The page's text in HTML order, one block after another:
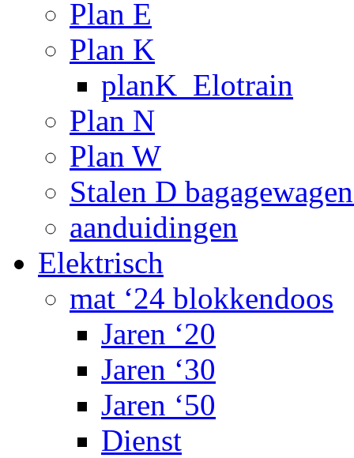
Plan E
Plan K
planK_Elotrain
Plan N
Plan W
Stalen D
aanduidingen
Elektrisch
mat ‘24 blokkendoos
Jaren ‘20
Jaren ‘30
Jaren ‘50
Dienst